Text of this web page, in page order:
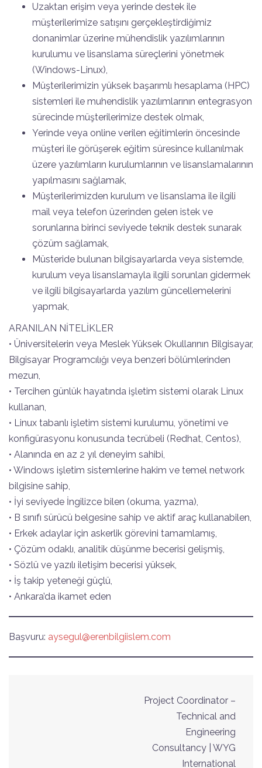
Uzaktan erişim veya yerinde destek ile
müşterilerimize satışını gerçekleştirdiğimiz
donanimlar üzerine mühendislik yazılımlarının
kurulumu ve lisanslama süreçlerini yönetmek
(Windows-Linux),
Müşterilerimizin yüksek başarımlı hesaplama (HPC)
sistemleri ile muhendislik yazılımlarının entegrasyon
sürecinde müşterilerimize destek olmak,
Yerinde veya online verilen eğitimlerin öncesinde
müşteri ile görüşerek eğitim süresince kullanılmak
üzere yazılımların kurulumlarının ve lisanslamalarının
yapılmasını sağlamak,
Müşterilerimizden kurulum ve lisanslama ile ilgili
mail veya telefon üzerinden gelen istek ve
sorunlarına birinci seviyede teknik destek sunarak
çözüm sağlamak,
Müsteride bulunan bilgisayarlarda veya sistemde,
kurulum veya lisanslamayla ilgili sorunları gidermek
ve ilgili bilgisayarlarda yazılım güncellemelerini
yapmak,
ARANILAN NİTELİKLER
• Üniversitelerin veya Meslek Yüksek Okullarının Bilgisayar,
Bilgisayar Programcılığı veya benzeri bölümlerinden
mezun,
• Tercihen günlük hayatında işletim sistemi olarak Linux
kullanan,
• Linux tabanlı işletim sistemi kurulumu, yönetimi ve
konfigürasyonu konusunda tecrübeli (Redhat, Centos),
• Alanında en az 2 yıl deneyim sahibi,
• Windows işletim sistemlerine hakim ve temel network
bilgisine sahip,
• İyi seviyede İngilizce bilen (okuma, yazma),
• B sınıfı sürücü belgesine sahip ve aktif araç kullanabilen,
• Erkek adaylar için askerlik görevini tamamlamış,
• Çözüm odaklı, analitik düşünme becerisi gelişmiş,
• Sözlü ve yazılı iletişim becerisi yüksek,
• İş takip yeteneği güçlü,
• Ankara’da ikamet eden
Başvuru: aysegul@erenbilgiislem.com
Project Coordinator –
Technical and
Engineering
Consultancy | WYG
International